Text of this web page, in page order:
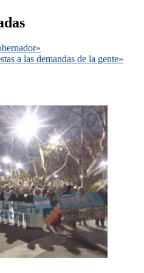
a las demandas de la gente»